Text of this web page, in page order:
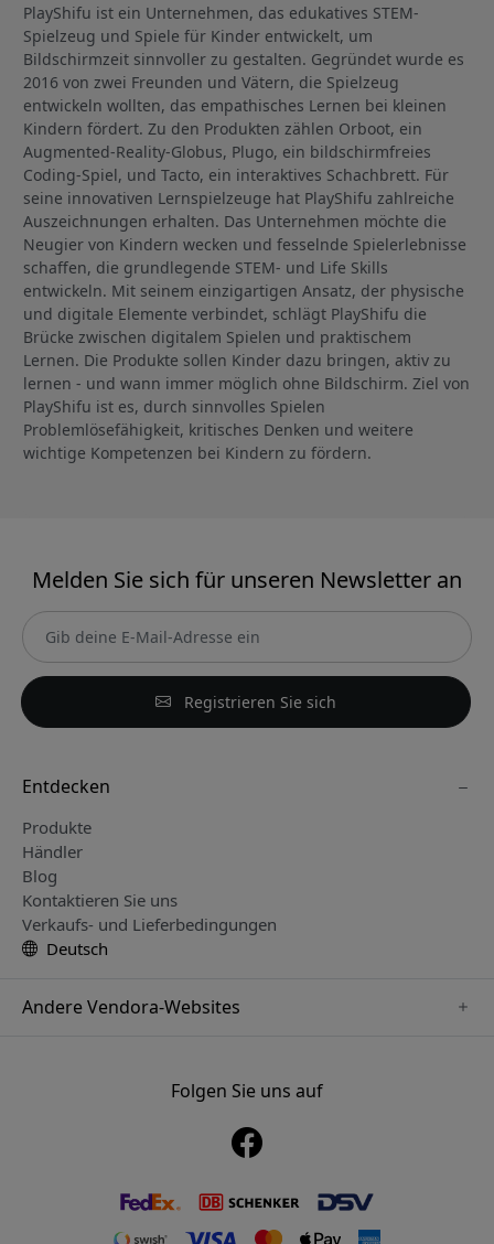
PlayShifu ist ein Unternehmen, das edukatives STEM-
Spielzeug und Spiele für Kinder entwickelt, um
Bildschirmzeit sinnvoller zu gestalten. Gegründet wurde es
2016 von zwei Freunden und Vätern, die Spielzeug
entwickeln wollten, das empathisches Lernen bei kleinen
Kindern fördert. Zu den Produkten zählen Orboot, ein
Augmented-Reality-Globus, Plugo, ein bildschirmfreies
Coding-Spiel, und Tacto, ein interaktives Schachbrett. Für
seine innovativen Lernspielzeuge hat PlayShifu zahlreiche
Auszeichnungen erhalten. Das Unternehmen möchte die
Neugier von Kindern wecken und fesselnde Spielerlebnisse
schaffen, die grundlegende STEM- und Life Skills
entwickeln. Mit seinem einzigartigen Ansatz, der physische
und digitale Elemente verbindet, schlägt PlayShifu die
Brücke zwischen digitalem Spielen und praktischem
Lernen. Die Produkte sollen Kinder dazu bringen, aktiv zu
lernen - und wann immer möglich ohne Bildschirm. Ziel von
PlayShifu ist es, durch sinnvolles Spielen
Problemlösefähigkeit, kritisches Denken und weitere
wichtige Kompetenzen bei Kindern zu fördern.
Melden Sie sich für unseren Newsletter an
Registrieren Sie sich
Entdecken
Produkte
Händler
Blog
Kontaktieren Sie uns
Verkaufs- und Lieferbedingungen
Deutsch
Andere Vendora-Websites
www.nordicsmartlight.seFolgen Sie uns auf